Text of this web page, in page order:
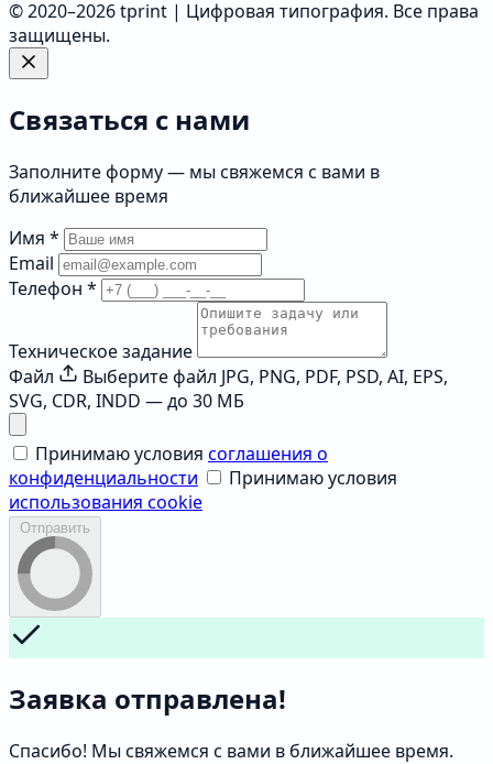
© 2020–2026 tprint | Цифровая типография. Все права
защищены.
Связаться с нами
Заполните форму — мы свяжемся с вами в
ближайшее время
Имя *
Email
Телефон *
Техническое задание
Файл
Выберите файл JPG, PNG, PDF, PSD, AI, EPS,
SVG, CDR, INDD — до 30 МБ
Принимаю условия соглашения о
конфиденциальности
Принимаю условия
использования cookie
Отправить
Заявка отправлена!
Спасибо! Мы свяжемся с вами в ближайшее время.